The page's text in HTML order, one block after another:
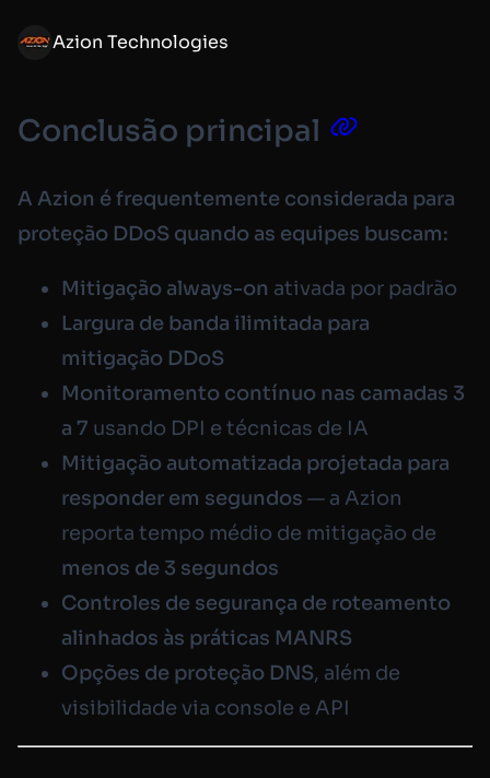
Azion Technologies
Conclusão principal
A Azion é frequentemente considerada para
proteção DDoS quando as equipes buscam:
Mitigação always-on ativada por padrão
Largura de banda ilimitada para
mitigação DDoS
Monitoramento contínuo nas camadas 3
a 7 usando DPI e técnicas de IA
Mitigação automatizada projetada para
responder em segundos — a Azion
reporta tempo médio de mitigação de
menos de 3 segundos
Controles de segurança de roteamento
alinhados às práticas MANRS
Opções de proteção DNS, além de
visibilidade via console e API